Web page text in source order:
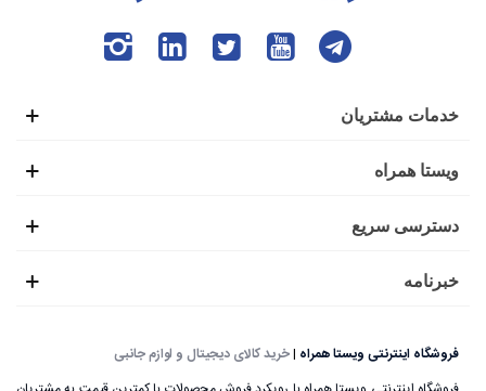
خدمات مشتریان
ویستا همراه
دسترسی سریع
خبرنامه
فروشگاه اینترنتی ویستا همراه |خرید کالای دیجیتال و لوازم جانبی